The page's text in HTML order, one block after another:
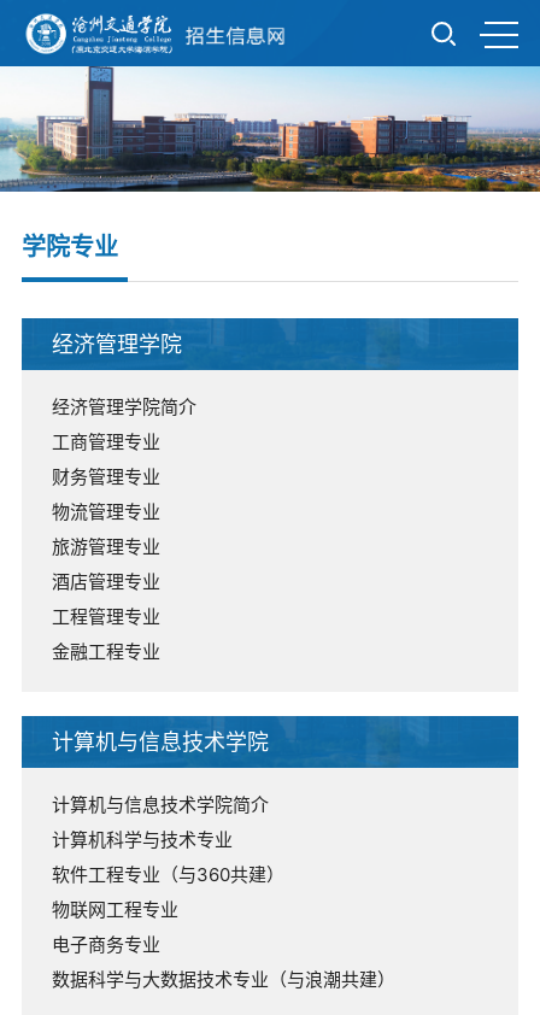
学院专业
经济管理学院
经济管理学院简介
工商管理专业
财务管理专业
物流管理专业
旅游管理专业
酒店管理专业
工程管理专业
金融工程专业
计算机与信息技术学院
计算机与信息技术学院简介
计算机科学与技术专业
软件工程专业（与360共建）
物联网工程专业
电子商务专业
数据科学与大数据技术专业（与浪潮共建）